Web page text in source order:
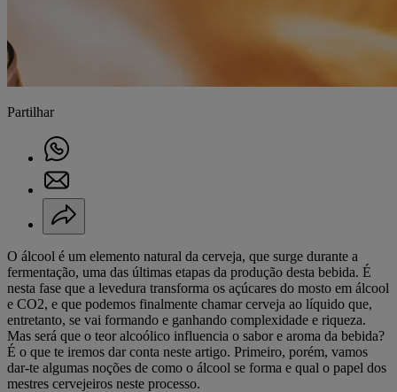
Partilhar
O álcool é um elemento natural da cerveja, que surge durante a
fermentação, uma das últimas etapas da produção desta bebida. É
nesta fase que a levedura transforma os açúcares do mosto em álcool
e CO2, e que podemos finalmente chamar cerveja ao líquido que,
entretanto, se vai formando e ganhando complexidade e riqueza.
Mas será que o teor alcoólico influencia o sabor e aroma da bebida?
É o que te iremos dar conta neste artigo. Primeiro, porém, vamos
dar-te algumas noções de como o álcool se forma e qual o papel dos
mestres cervejeiros neste processo.